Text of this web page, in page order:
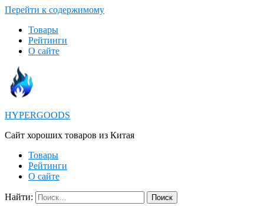
Перейти к содержимому
Товары
Рейтинги
О сайте
HYPERGOODS
Cайт хороших товаров из Китая
Товары
Рейтинги
О сайте
Найти: